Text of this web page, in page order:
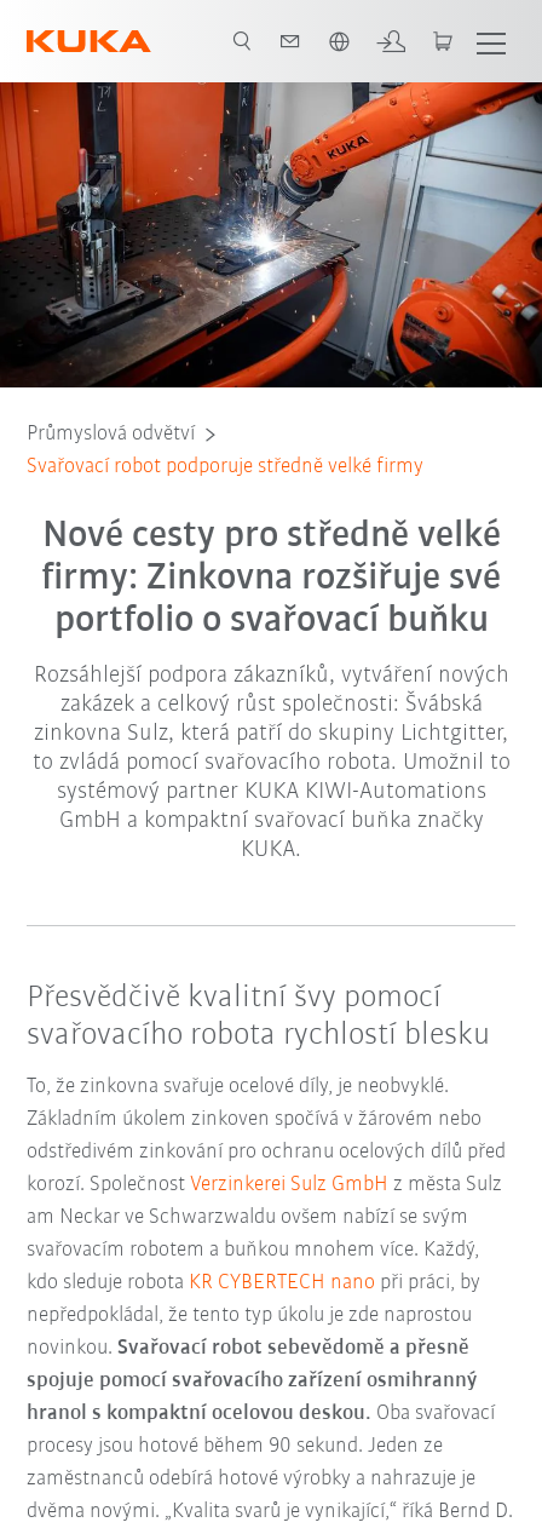
Všichni systémoví partneři
Průmyslová odvětví
Svařovací robot podporuje středně velké firmy
Nové cesty pro středně velké
firmy: Zinkovna rozšiřuje své
portfolio o svařovací buňku
Rozsáhlejší podpora zákazníků, vytváření nových
zakázek a celkový růst společnosti: Švábská
zinkovna Sulz, která patří do skupiny Lichtgitter,
to zvládá pomocí svařovacího robota. Umožnil to
systémový partner KUKA KIWI-Automations
GmbH a kompaktní svařovací buňka značky
KUKA.
Přesvědčivě kvalitní švy pomocí
svařovacího robota rychlostí blesku
To, že zinkovna svařuje ocelové díly, je neobvyklé.
Základním úkolem zinkoven spočívá v žárovém nebo
odstředivém zinkování pro ochranu ocelových dílů před
korozí. SpolečnostVerzinkerei Sulz GmbH z města Sulz
am Neckar ve Schwarzwaldu ovšem nabízí se svým
svařovacím robotem a buňkou mnohem více. Každý,
kdo sleduje robota KR CYBERTECH nano při práci, by
nepředpokládal, že tento typ úkolu je zde naprostou
novinkou.Svařovací robot sebevědomě a přesně
spojuje pomocí svařovacího zařízení osmihranný
hranol s kompaktní ocelovou deskou. Oba svařovací
procesy jsou hotové během 90 sekund. Jeden ze
zaměstnanců odebírá hotové výrobky a nahrazuje je
dvěma novými. „Kvalita svarů je vynikající,“ říká Bernd D.